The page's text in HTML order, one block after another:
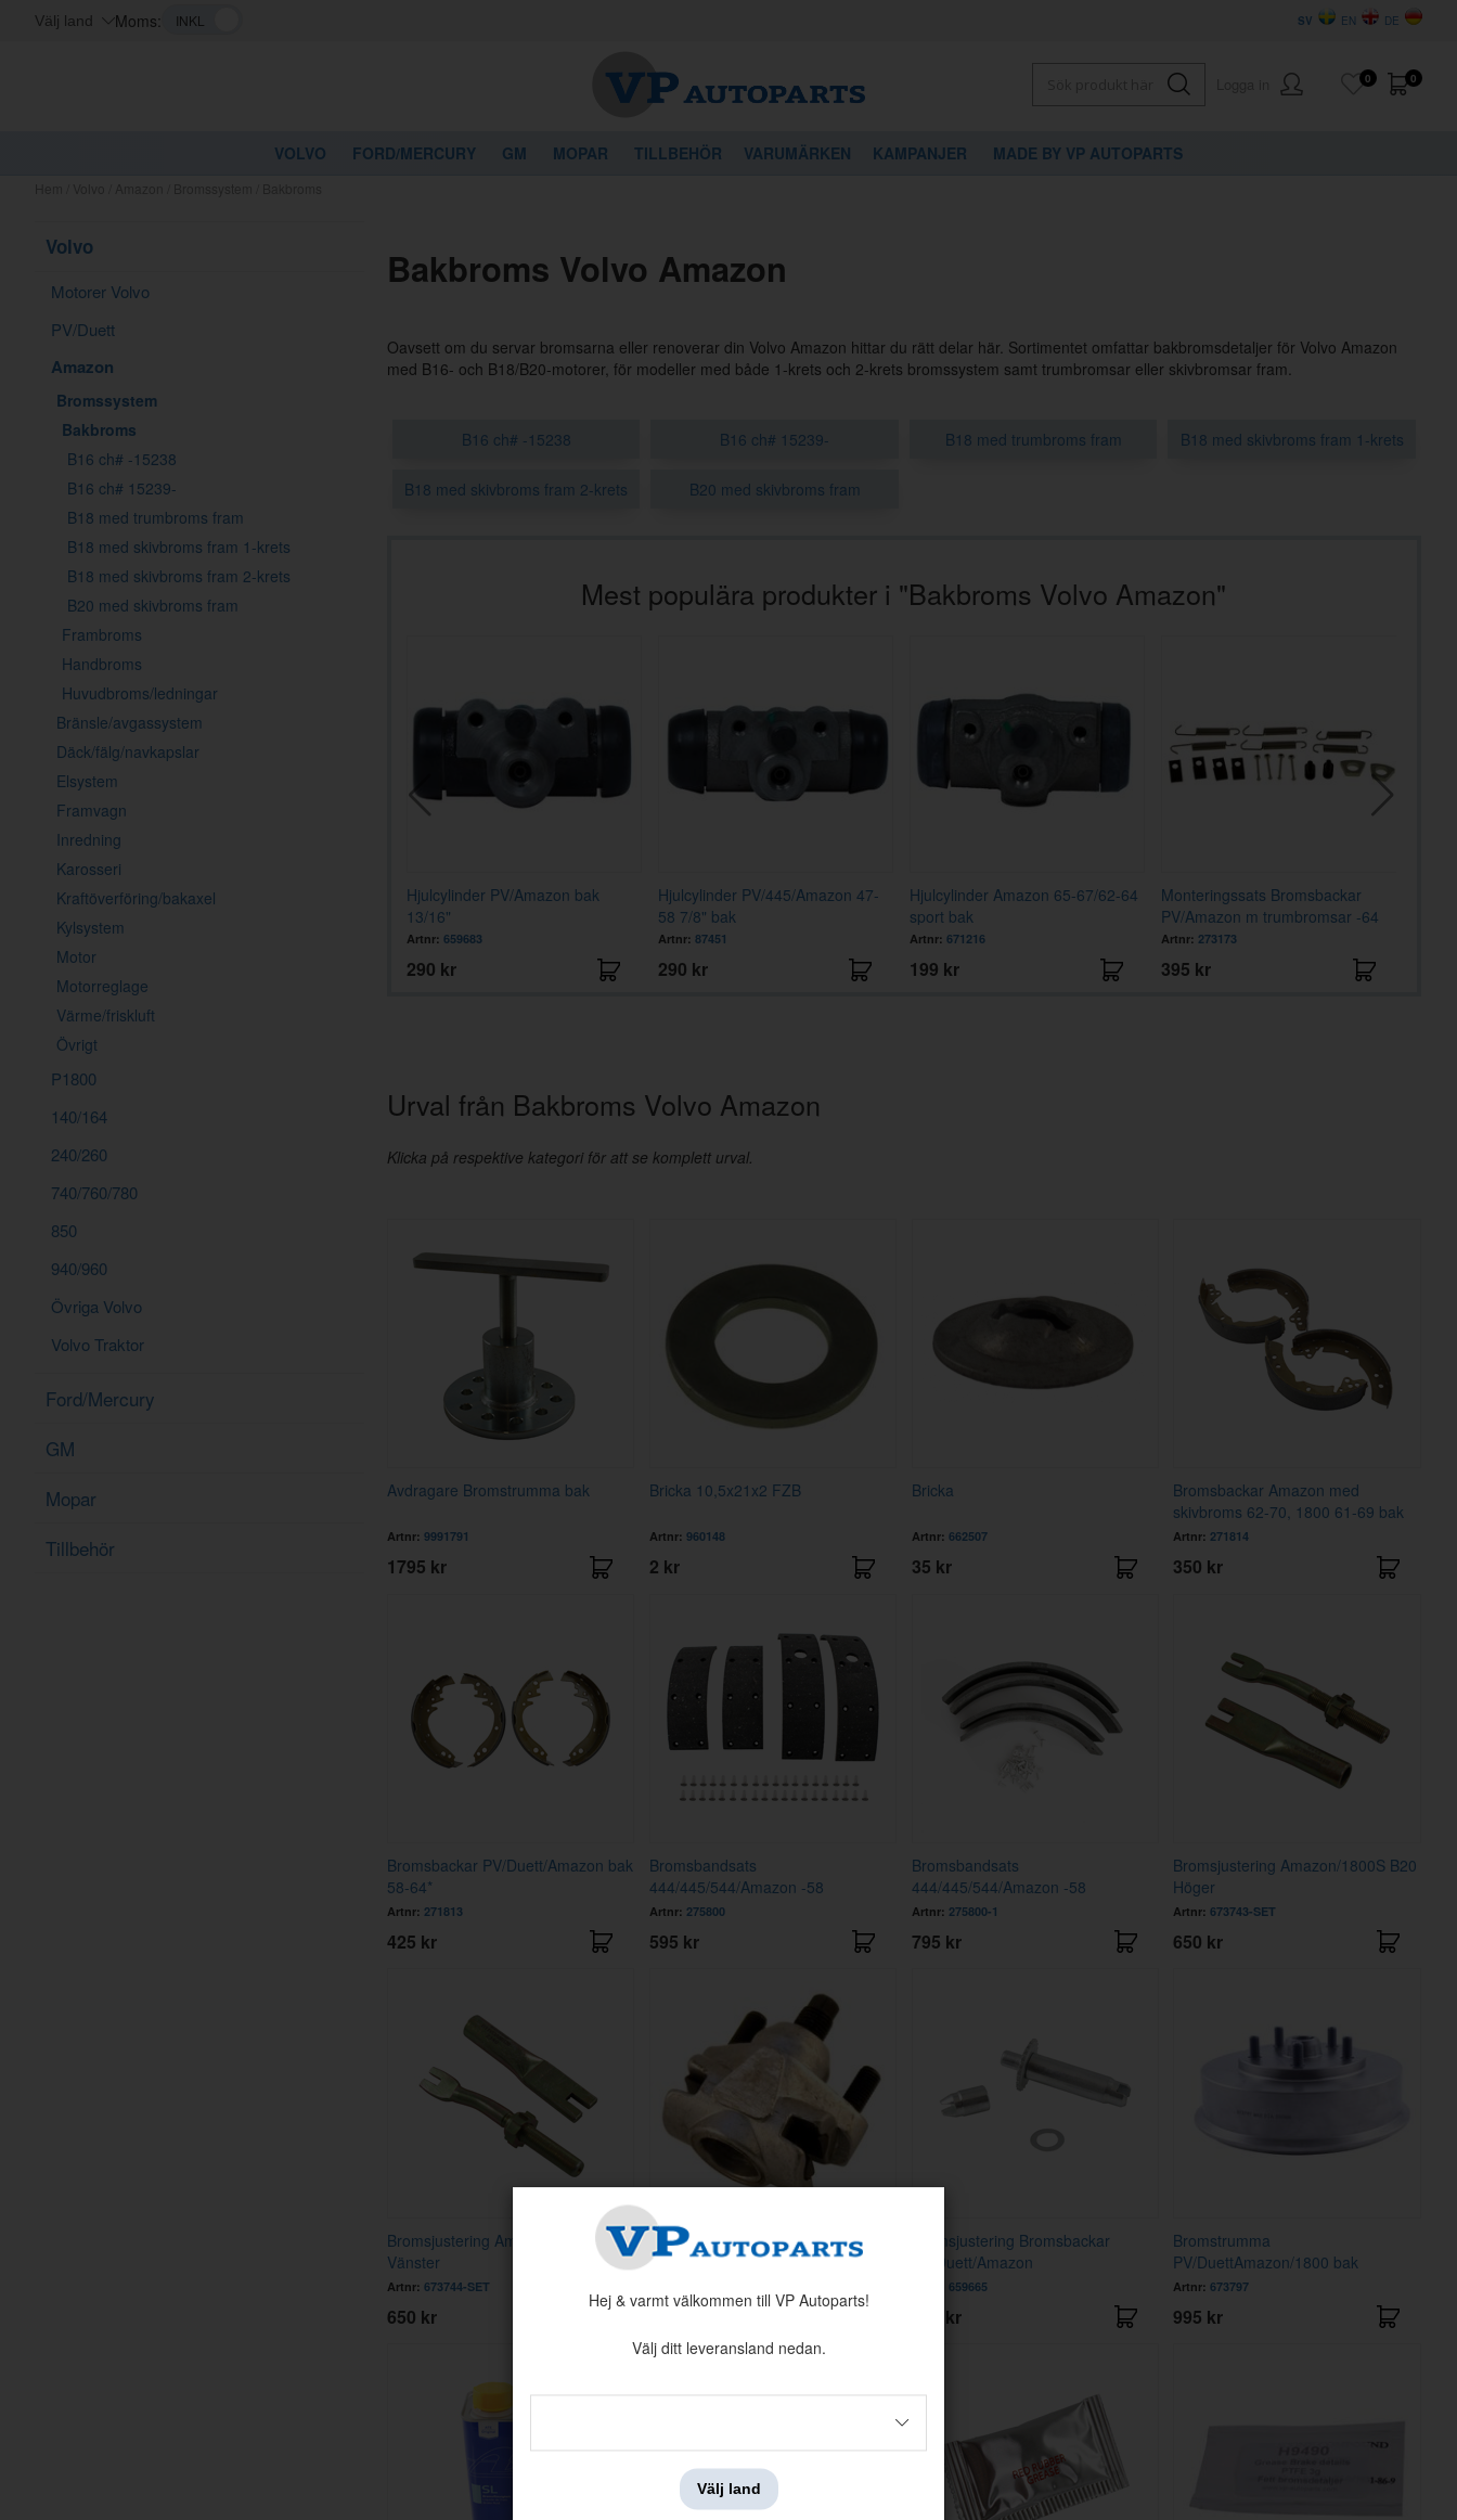
Välj land Moms: DE
EN
SV
0
0
VOLVO FORD/MERCURY GM MOPAR TILLBEHÖR VARUMÄRKEN KAMPANJER MADE BY VP AUTOPARTS
Volvo
Motorer Volvo
PV/Duett
Amazon
Bromssystem
Bakbroms
B16 ch# -15238
B16 ch# 15239-
B18 med trumbroms fram
B18 med skivbroms fram 1-krets
B18 med skivbroms fram 2-krets
B20 med skivbroms fram
Frambroms
Handbroms
Huvudbroms/ledningar
Bränsle/avgassystem
Däck/fälg/navkapslar
Elsystem
Framvagn
Inredning
Karosseri
Kraftöverföring/bakaxel
Kylsystem
Motor
Motorreglage
Värme/friskluft
Övrigt
P1800
140/164
240/260
740/760/780
850
940/960
Övriga Volvo
Volvo Traktor
Ford/Mercury
GM
Mopar
Tillbehör
Bakbroms Volvo Amazon
Oavsett om du servar bromsarna eller renoverar din Volvo Amazon hittar du rätt delar här. Sortimentet omfattar bakbromsdetaljer för Volvo Amazon
med B16- och B18/B20-motorer, för modeller med både 1-krets och 2-krets bromssystem samt trumbromsar eller skivbromsar fram.
B16 ch# -15238 B16 ch# 15239- B18 med trumbroms fram B18 med skivbroms fram 1-krets
B18 med skivbroms fram 2-krets B20 med skivbroms fram
Mest populära produkter i "Bakbroms Volvo Amazon"
Bromsbackar
59-64
Rep.sats Hjulcylinder PV 47-
Hjulcylinder PV/Amazon bak
13/16"
Artnr: 659683
290 kr
Hjulcylinder PV/445/Amazon 47-
58 7/8" bak
Artnr: 87451
290 kr
Hjulcylinder Amazon 65-67/62-64
sport bak
Artnr:671216
199 kr
Monteringssats Bromsbackar
PV/Amazon m trumbromsar -64
Artnr: 273173
395 kr
Urval från Bakbroms Volvo Amazon
Klicka på respektive kategori för att se komplett urval.
Avdragare Bromstrumma bak
Artnr: 9991791
1795 kr
Bricka 10,5x21x2 FZB
Artnr: 960148
2 kr
Bricka
Artnr: 662507
35 kr
Bromsbackar Amazon med
skivbroms 62-70, 1800 61-69 bak
Artnr: 271814
350 kr
Bromsbackar PV/Duett/Amazon bak
58-64*
Artnr: 271813
425 kr
Bromsbandsats
444/445/544/Amazon -58
Artnr: 275800
595 kr
Bromsbandsats
444/445/544/Amazon -58
Artnr: 275800-1
795 kr
Bromsjustering Amazon/1800S B20
Höger
Artnr:673743-SET
650 kr
Bromsjustering Amazon/1800S B20
Vänster
Artnr: 673744-SET
650 kr
Bromsjustering Amazon/1800 1-
krets bak
Bromsjustering Bromsbackar
PV/Duett/Amazon
659665
169 kr
Bromstrumma
PV/DuettAmazon/1800 bak
Artnr:673797
995 kr
Hej & varmt välkommen till VP Autoparts!
Välj ditt leveransland nedan.
Välj land